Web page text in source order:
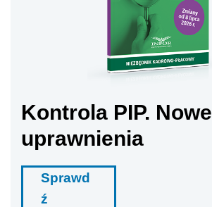
Kontrola PIP. Nowe
uprawnienia
Sprawd
ź